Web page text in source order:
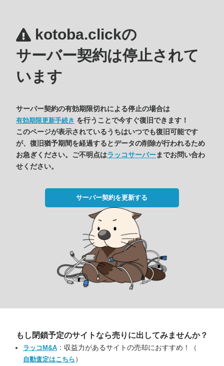
kotoba.clickの
サーバー契約は停止されて
います
サーバー契約の有効期限切れによる停止の場合は
有効期限更新手続き を行うことで今すぐ復旧できます！
このページが表示されているうちはいつでも復旧可能です
が、復旧猶予期間を経過するとデータの削除が行われるため
お急ぎください。ご不明点はラッコサーバーまでお問い合わ
せください。
サーバー契約を更新する
もし閉鎖予定のサイトなら売りに出してみませんか？
ラッコM&A ：収益力があるサイトの売却におすすめ！（
自動査定はこちら ）